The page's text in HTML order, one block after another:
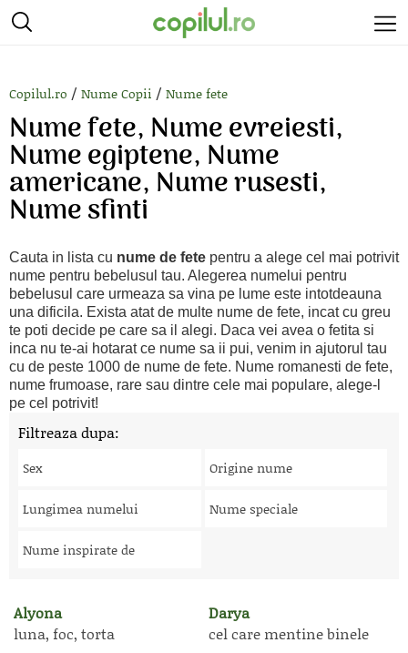
Copilul.ro / Nume Copii / Nume fete
Nume fete, Nume evreiesti,
Nume egiptene, Nume
americane, Nume rusesti,
Nume sfinti
Cauta in lista cu nume de fete pentru a alege cel mai potrivit
nume pentru bebelusul tau. Alegerea numelui pentru
bebelusul care urmeaza sa vina pe lume este intotdeauna
una dificila. Exista atat de multe nume de fete, incat cu greu
te poti decide pe care sa il alegi. Daca vei avea o fetita si
inca nu te-ai hotarat ce nume sa ii pui, venim in ajutorul tau
cu de peste 1000 de nume de fete. Nume romanesti de fete,
nume frumoase, rare sau dintre cele mai populare, alege-l
pe cel potrivit!
Filtreaza dupa:
Sex Origine nume
Lungimea numelui Nume speciale
Nume inspirate de
Alyona
luna, foc, torta
Darya
cel care mentine binele